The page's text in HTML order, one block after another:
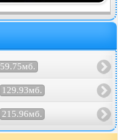
59.75мб.
129.93мб.
215.96мб.